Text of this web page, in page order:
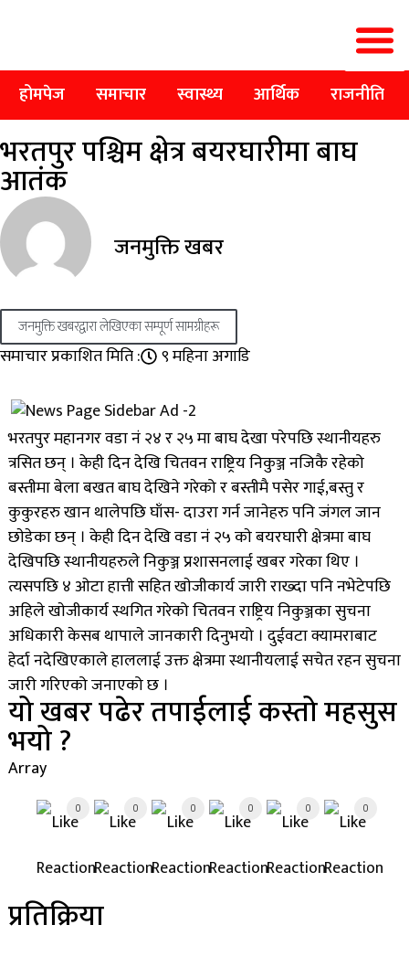
होमपेज समाचार स्वास्थ्य आर्थिक राजनीति
भरतपुर पश्चिम क्षेत्र बयरघारीमा बाघ
आतंक
जनमुक्ति खबर
जनमुक्ति खबरद्वारा लेखिएका सम्पूर्ण सामग्रीहरू
समाचार प्रकाशित मिति : ९ महिना अगाडि
भरतपुर महानगर वडा नं२४ र २५ मा बाघ देखा परेपछि स्थानीयहरु
त्रसित छन् । केही दिन देखि चितवन राष्ट्रिय निकुञ्ज नजिकै रहेको
बस्तीमा बेला बखत बाघ देखिने गरेको र बस्तीमै पसेर गाई,बस्तु र
कुकुरहरु खान थालेपछि घाँस- दाउरा गर्न जानेहरु पनि जंगल जान
छाेडेका छन् । केही दिन देखि वडा नं २५ काे बयरघारी क्षेत्रमा बाघ
देखिपछि स्थानीयहरुले निकुञ्ज प्रशासनलाई खबर गरेका थिए ।
त्यसपछि ४ ओटा हात्ती सहित खाेजीकार्य जारी राख्दा पनि नभेटेपछि
अहिले खाेजीकार्य स्थगित गरेको चितवन राष्ट्रिय निकुञ्जका सुचना
अधिकारी केसब थापाले जानकारी दिनुभयो । दुईवटा क्यामराबाट
हेर्दा नदेखिएकाले हाललाई उक्त क्षेत्रमा स्थानीयलाई सचेत रहन सुचना
जारी गरिएको जनाएको छ ।
यो खबर पढेर तपाईलाई कस्तो महसुस
भयो ?
Array
0 0 0 0 0 0
प्रतिक्रिया